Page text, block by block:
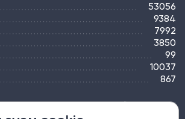
53056
9384
7992
3850
99
10037
867
КОНТАКТЫ КАРТА САЙТА ТЭГИ